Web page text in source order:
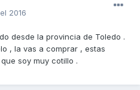
2016
desde la provincia de Toledo .
, la vas a comprar , estas
soy muy cotillo .